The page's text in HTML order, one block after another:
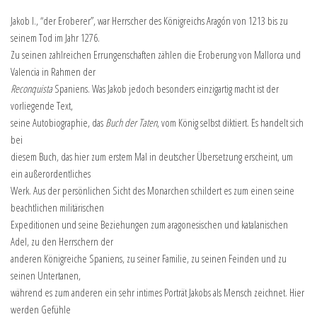
Jakob I., “der Eroberer”, war Herrscher des Königreichs Aragón von 1213 bis zu
seinem Tod im Jahr 1276.
Zu seinen zahlreichen Errungenschaften zählen die Eroberung von Mallorca und
Valencia in Rahmen der
ReconquistaSpaniens. Was Jakob jedoch besonders einzigartig macht ist der
vorliegende Text,
seine Autobiographie, das Buch der Taten, vom König selbst diktiert. Es handelt sich
bei
diesem Buch, das hier zum erstem Mal in deutscher Übersetzung erscheint, um
ein außerordentliches
Werk. Aus der persönlichen Sicht des Monarchen schildert es zum einen seine
beachtlichen militärischen
Expeditionen und seine Beziehungen zum aragonesischen und katalanischen
Adel, zu den Herrschern der
anderen Königreiche Spaniens, zu seiner Familie, zu seinen Feinden und zu
seinen Untertanen,
während es zum anderen ein sehr intimes Porträt Jakobs als Mensch zeichnet. Hier
werden Gefühle